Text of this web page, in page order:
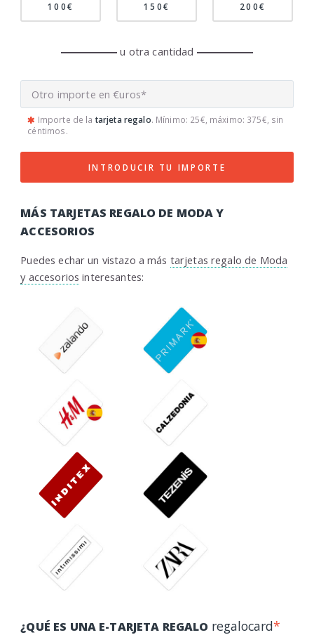
100€ 150€ 200€
u otra cantidad
Importe de la tarjeta regalo. Mínimo: 25€, máximo: 375€, sin
céntimos.
INTRODUCIR TU IMPORTE
MÁS TARJETAS REGALO DE MODA Y
ACCESORIOS
Puedes echar un vistazo a más tarjetas regalo de Moda
y accesorios interesantes:
¿QUÉ ES UNA E-TARJETA REGALO regalocard*